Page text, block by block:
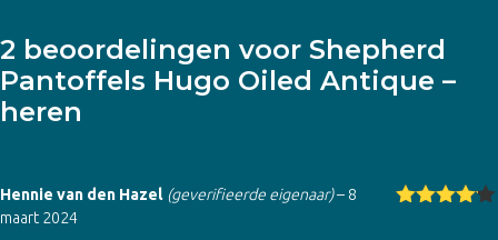
2 beoordelingen voor Shepherd
Pantoffels Hugo Oiled Antique –
heren
Hennie van den Hazel (geverifieerde eigenaar)– 8
maart 2024